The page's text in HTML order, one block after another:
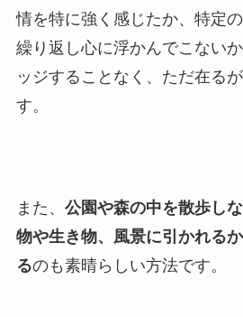
情を特に強く感じたか、特定
繰り返し心に浮かんでこない
ッジすることなく、ただ在る
す。
また、 公園や森の中を散歩し
物や生き物、風景に引かれる
るのも素晴らしい方法です。